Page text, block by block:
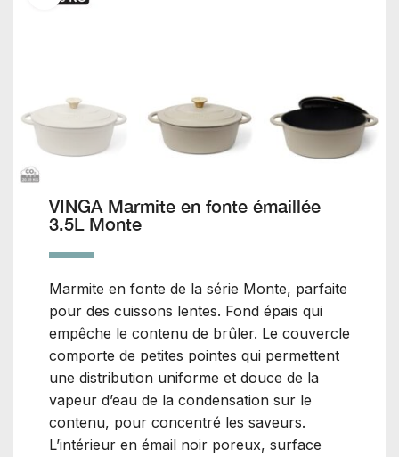
VINGA Marmite en fonte émaillée
3.5L Monte
Marmite en fonte de la série Monte, parfaite
pour des cuissons lentes. Fond épais qui
empêche le contenu de brûler. Le couvercle
comporte de petites pointes qui permettent
une distribution uniforme et douce de la
vapeur d’eau de la condensation sur le
contenu, pour concentré les saveurs.
L’intérieur en émail noir poreux, surface